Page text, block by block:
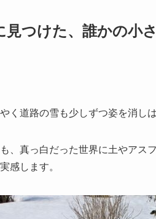
見つけた、誰かの小
く道路の雪も少しずつ姿を消しは
、真っ白だった世界に土やアス
感します。